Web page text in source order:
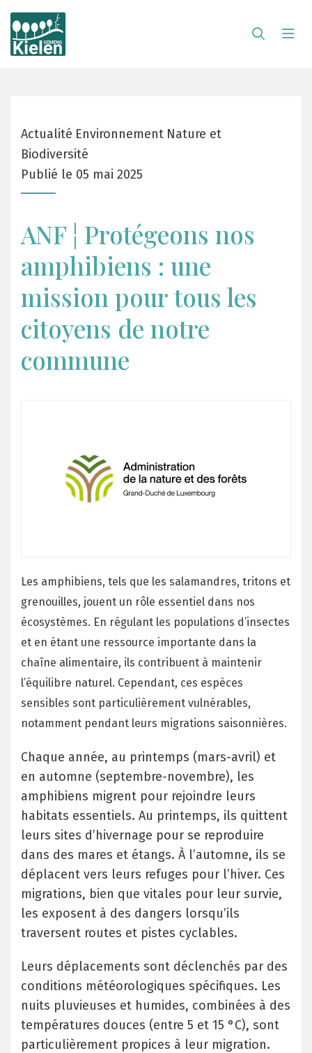
Actualité Environnement Nature et
Biodiversité
Publié le 05 mai 2025
ANF ¦ Protégeons nos
amphibiens : une
mission pour tous les
citoyens de notre
commune
Les amphibiens, tels que les salamandres, tritons et
grenouilles, jouent un rôle essentiel dans nos
écosystèmes. En régulant les populations d’insectes
et en étant une ressource importante dans la
chaîne alimentaire, ils contribuent à maintenir
l’équilibre naturel. Cependant, ces espèces
sensibles sont particulièrement vulnérables,
notamment pendant leurs migrations saisonnières.
Chaque année, au printemps (mars-avril) et
en automne (septembre-novembre), les
amphibiens migrent pour rejoindre leurs
habitats essentiels. Au printemps, ils quittent
leurs sites d’hivernage pour se reproduire
dans des mares et étangs. À l’automne, ils se
déplacent vers leurs refuges pour l’hiver. Ces
migrations, bien que vitales pour leur survie,
les exposent à des dangers lorsqu’ils
traversent routes et pistes cyclables.
Leurs déplacements sont déclenchés par des
conditions météorologiques spécifiques. Les
nuits pluvieuses et humides, combinées à des
températures douces (entre 5 et 15 °C), sont
particulièrement propices à leur migration.